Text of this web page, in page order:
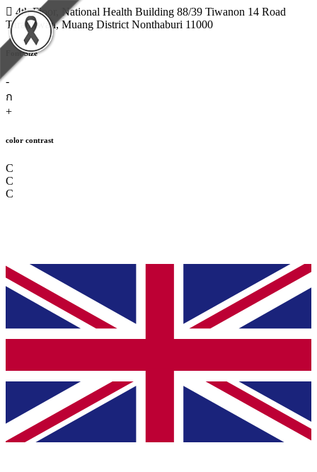
4th Floor, National Health Building 88/39 Tiwanon 14 Road
Taradkwan, Muang District Nonthaburi 11000
Font Size
-
ก
+
color contrast
C
C
C